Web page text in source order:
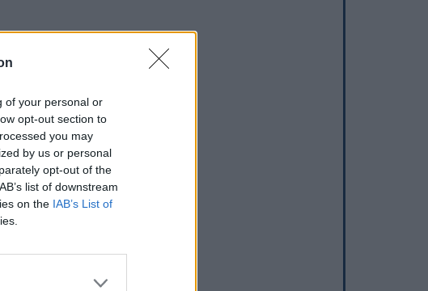
of your personal or
opt-out section to
you may
by us or personal
opt-out of the
list of downstream
on the IAB’s List of